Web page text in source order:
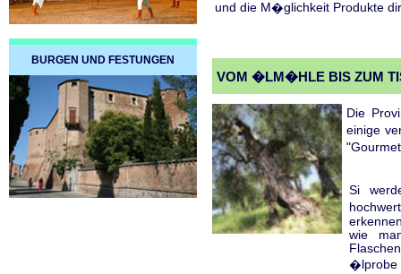
BURGEN UND FESTUNGEN
und die M�glichkeit Produkte
VOM �LM�HLE BIS ZUM
Die
einige
Si
wie
�lprobe